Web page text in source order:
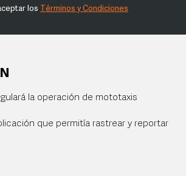
los Términos y Condiciones
la operación de mototaxis
que permitía rastrear y reportar